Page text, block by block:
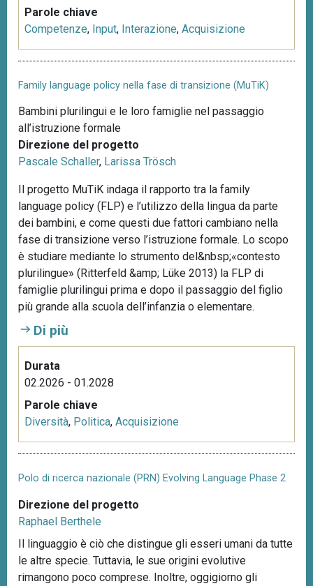
Parole chiave
Competenze, Input, Interazione, Acquisizione
Family language policy nella fase di transizione (MuTiK)
Bambini plurilingui e le loro famiglie nel passaggio
all’istruzione formale
Direzione del progetto
Pascale Schaller, Larissa Trösch
Il progetto MuTiK indaga il rapporto tra la family
language policy (FLP) e l’utilizzo della lingua da parte
dei bambini, e come questi due fattori cambiano nella
fase di transizione verso l’istruzione formale. Lo scopo
è studiare mediante lo strumento del&nbsp;«contesto
plurilingue» (Ritterfeld &amp; Lüke 2013) la FLP di
famiglie plurilingui prima e dopo il passaggio del figlio
più grande alla scuola dell’infanzia o elementare.
Di più
Durata
02.2026 - 01.2028
Parole chiave
Diversità, Politica, Acquisizione
Polo di ricerca nazionale (PRN) Evolving Language Phase 2
Direzione del progetto
Raphael Berthele
Il linguaggio è ciò che distingue gli esseri umani da tutte
le altre specie. Tuttavia, le sue origini evolutive
rimangono poco comprese. Inoltre, oggigiorno gli